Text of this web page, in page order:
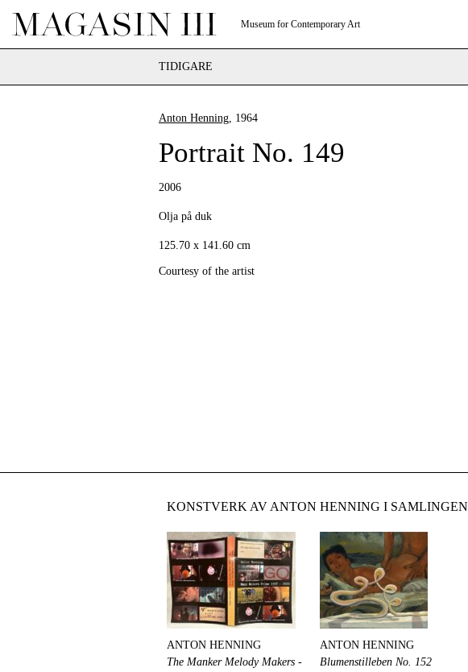
Museum for Contemporary Art
TIDIGARE
Anton Henning, 1964
Portrait No. 149
2006
Olja på duk
125.70 x 141.60 cm
Courtesy of the artist
KONSTVERK AV ANTON HENNING I SAMLINGEN
ANTON HENNING
The Manker Melody Makers -
ANTON HENNING
Blumenstilleben No. 152